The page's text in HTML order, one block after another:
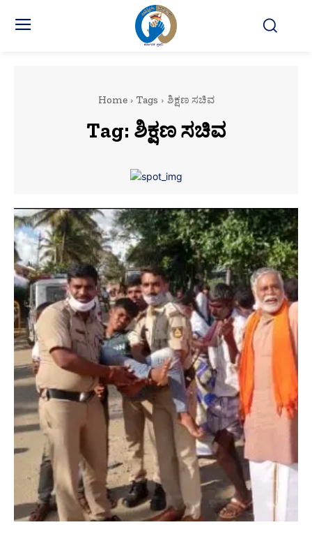
Home Tags ಶಿಕ್ಷಣ ಸಚಿವ
Tag: ಶಿಕ್ಷಣ ಸಚಿವ